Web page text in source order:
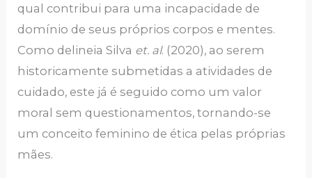
qual contribui para uma incapacidade de
domínio de seus próprios corpos e mentes.
Como delineia Silva et. al. (2020), ao serem
historicamente submetidas a atividades de
cuidado, este já é seguido como um valor
moral sem questionamentos, tornando-se
um conceito feminino de ética pelas próprias
mães.